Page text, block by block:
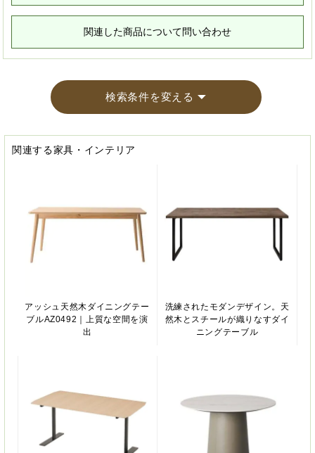
関連した商品について問い合わせ
検索条件を変える
関連する家具・インテリア
アッシュ天然木ダイニングテー
ブルAZ0492｜上質な空間を演
出
洗練されたモダンデザイン。天
然木とスチールが織りなすダイ
ニングテーブル